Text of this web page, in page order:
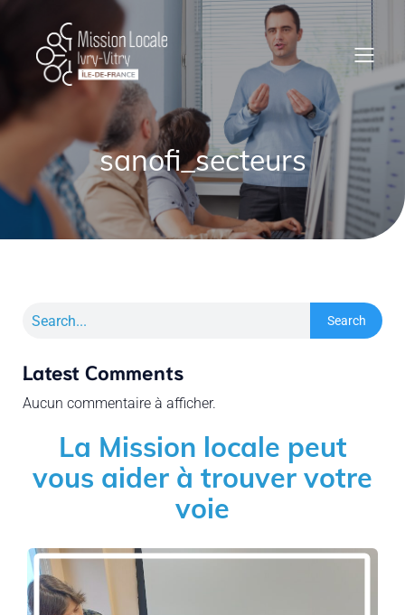
sanofi_secteurs
Search
Latest Comments
Aucun commentaire à afficher.
La Mission locale peut
vous aider à trouver votre
voie